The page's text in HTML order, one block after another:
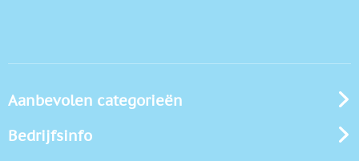
Aanbevolen categorieën
Bedrijfsinfo